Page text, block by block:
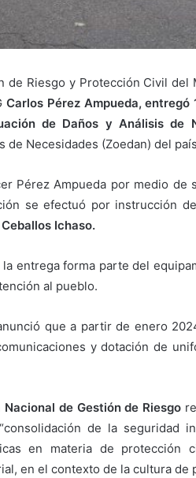
de Riesgo y Protección Civil
Carlos Pérez Ampueda,
de Daños y Análisis de
de Necesidades (Zoedan) del
Pérez Ampueda por medio de
se efectuó por instrucción
Ichaso.
entrega forma parte del
al pueblo.
que a partir de enero
y dotación de
Nacional de Gestión de Riesgo
de la seguridad
en materia de protección
en el contexto de la cultura de